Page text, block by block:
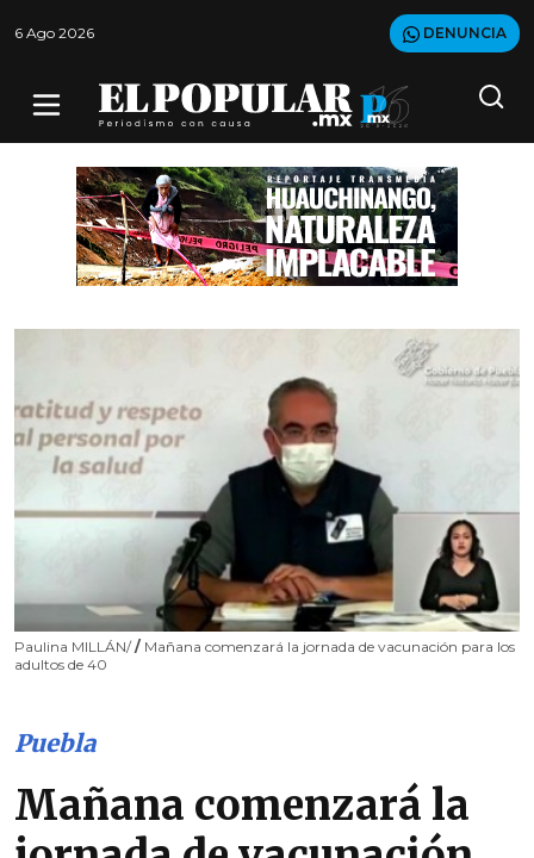
6 Ago 2026 DENUNCIA
Paulina MILLÁN// Mañana comenzará la jornada de vacunación para los
adultos de 40
Puebla
Mañana comenzará la